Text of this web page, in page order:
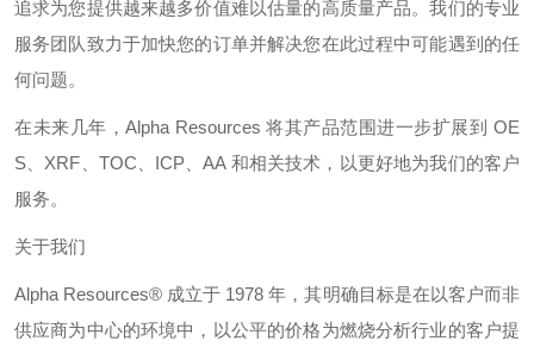
追求为您提供越来越多价值难以估量的高质量产品。我们的专业
服务团队致力于加快您的订单并解决您在此过程中可能遇到的任
何问题。
在未来几年，Alpha Resources将其产品范围进一步扩展到OE
S
XRF TOC ICP 、AA 和相关技术，以更好地为我们的客户
服务。
关于我们
Alpha Resources® 成立于 1978年，其明确目标是在以客户而非
供应商为中心的环境中，以公平的价格为燃烧分析行业的客户提